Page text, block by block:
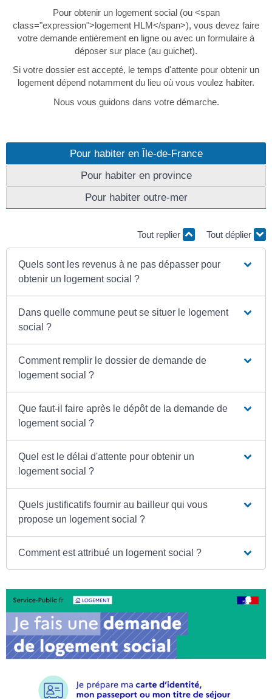
Pour obtenir un logement social (ou <span
class="expression">logement HLM</span>), vous devez faire
votre demande entièrement en ligne ou avec un formulaire à
déposer sur place (au guichet).
Si votre dossier est accepté, le temps d'attente pour obtenir un
logement dépend notamment du lieu où vous voulez habiter.
Nous vous guidons dans votre démarche.
Pour habiter en Île-de-France
Pour habiter en province
Pour habiter outre-mer
Tout replier Tout déplier
Quels sont les revenus à ne pas dépasser pour
obtenir un logement social ?
Dans quelle commune peut se situer le logement
social ?
Comment remplir le dossier de demande de
logement social ?
Que faut-il faire après le dépôt de la demande de
logement social ?
Quel est le délai d'attente pour obtenir un
logement social ?
Quels justificatifs fournir au bailleur qui vous
propose un logement social ?
Comment est attribué un logement social ?